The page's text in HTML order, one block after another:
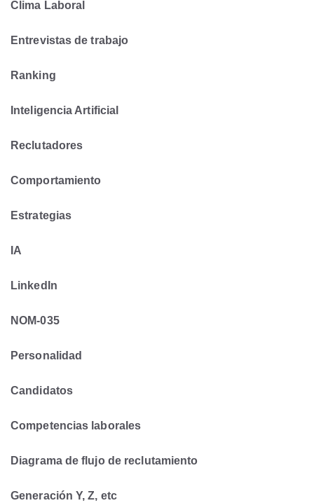
Clima Laboral
Entrevistas de trabajo
Ranking
Inteligencia Artificial
Reclutadores
Comportamiento
Estrategias
IA
LinkedIn
NOM-035
Personalidad
Candidatos
Competencias laborales
Diagrama de flujo de reclutamiento
Generación Y, Z, etc